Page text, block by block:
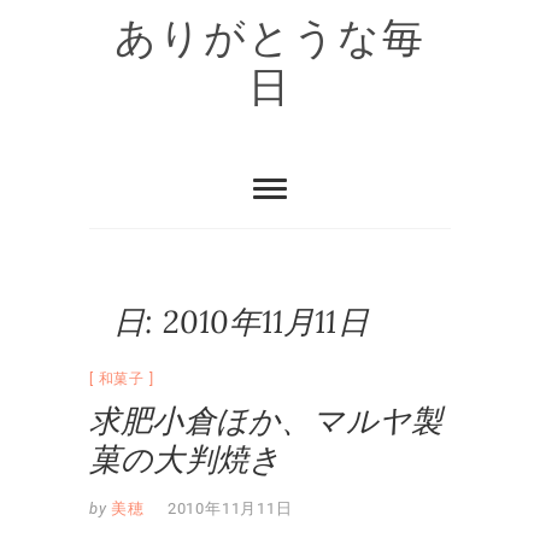
ありがとうな毎
日
日: 2010年11月11日
和菓子
求肥小倉ほか、マルヤ製
菓の大判焼き
by 美穂 2010年11月11日